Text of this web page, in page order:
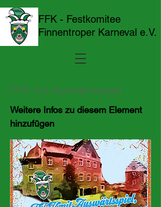
FFK - Festkomitee
Finnentroper Karneval e.V.
FFK mit Auswärtsspiel
Weitere Infos zu diesem Element
hinzufügen